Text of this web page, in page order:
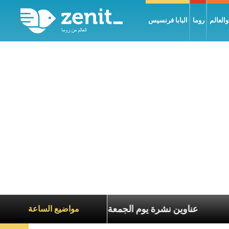
البابا فرنسيس روما
مواضيع الساعةعناوين نشرة يوم الجمعة 7 آب 2026: السلام يُبنى بصبر يومًا بعد يوم الآخرين